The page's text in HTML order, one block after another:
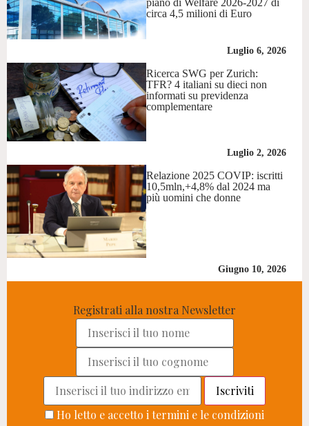
piano di Welfare 2026-2027 di
circa 4,5 milioni di Euro
Luglio 6, 2026
Ricerca SWG per Zurich:
TFR? 4 italiani su dieci non
informati su previdenza
complementare
Luglio 2, 2026
Relazione 2025 COVIP: iscritti
10,5mln,+4,8% dal 2024 ma
più uomini che donne
Giugno 10, 2026
Registrati alla nostra Newsletter
Ho letto e accetto i termini e le condizioni